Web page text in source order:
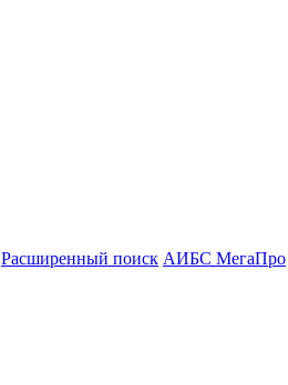
Расширенный поиск АИБС МегаПро